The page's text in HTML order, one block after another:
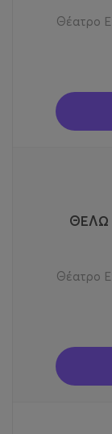
Θέατρο
ΘΕΛΩ
Θέατρο